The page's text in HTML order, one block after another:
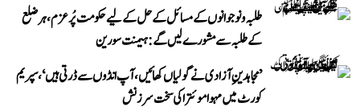
طلبہ و نوجوانوں کے مسائل کے حل کے لیے حکومت پُرعزم، ہر ضلع
کے طلبہ سے مشورے لیں گے: ہیمنت سورین
’مجاہدینِ آزادی نے گولیاں کھائیں، آپ انڈوں سے ڈرتی ہیں‘، سپریم
کورٹ میں مہوا موئترا کی سخت سرزنش